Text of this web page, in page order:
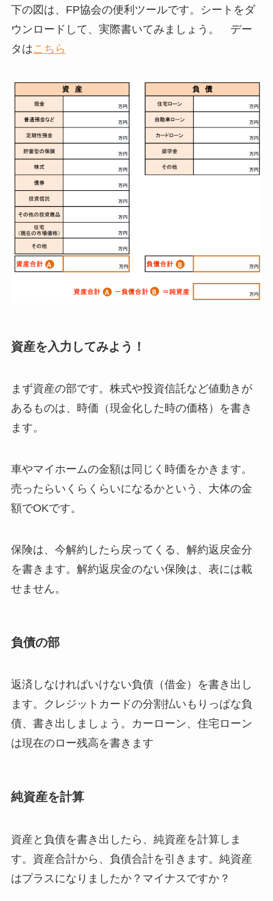
下の図は、FP協会の便利ツールです。シートをダ
ウンロードして、実際書いてみましょう。 デー
タはこちら
資産を入力してみよう！
まず資産の部です。株式や投資信託など値動きが
あるものは、時価（現金化した時の価格）を書き
ます。
車やマイホームの金額は同じく時価をかきます。
売ったらいくらくらいになるかという、大体の金
額でOKです。
保険は、今解約したら戻ってくる、解約返戻金分
を書きます。解約返戻金のない保険は、表には載
せません。
負債の部
返済しなければいけない負債（借金）を書き出し
ます。クレジットカードの分割払いもりっぱな負
債、書き出しましょう。カーローン、住宅ローン
は現在のロー残高を書きます
純資産を計算
資産と負債を書き出したら、純資産を計算しま
す。資産合計から、負債合計を引きます。純資産
はプラスになりましたか？マイナスですか？